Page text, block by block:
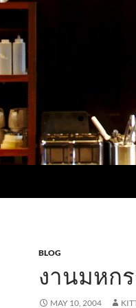
BLOG
งานมหก
MAY 10, 2004